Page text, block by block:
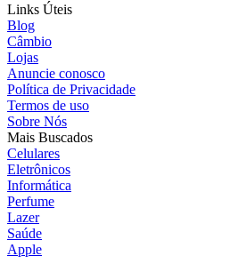
Links Úteis
Blog
Câmbio
Lojas
Anuncie conosco
Política de Privacidade
Termos de uso
Sobre Nós
Mais Buscados
Celulares
Eletrônicos
Informática
Perfume
Lazer
Saúde
Apple